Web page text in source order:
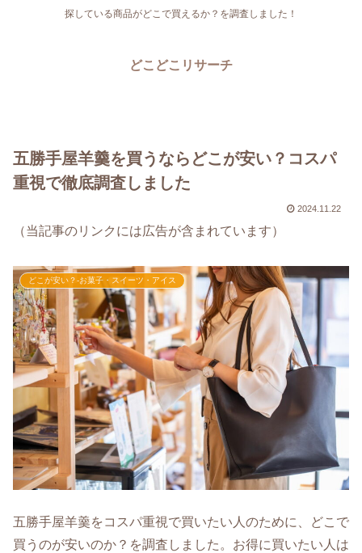
探している商品がどこで買えるか？を調査しました！
どこどこリサーチ
五勝手屋羊羹を買うならどこが安い？コスパ
重視で徹底調査しました
2024.11.22
（当記事のリンクには広告が含まれています）
どこが安い？-お菓子・スイーツ・アイス
五勝手屋羊羹をコスパ重視で買いたい人のために、どこで
買うのが安いのか？を調査しました。お得に買いたい人は